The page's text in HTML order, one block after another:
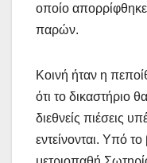
οποίο απορρίφθηκε
παρών.
Κοινή ήταν η
ότι το δικαστήριο
διεθνείς πιέσεις
εντείνονται. Υπό